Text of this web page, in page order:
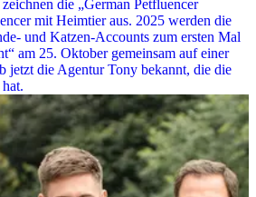
die „German Petfluencer
mit Heimtier aus. 2025 werden die
und Katzen-Accounts zum ersten Mal
am 25. Oktober gemeinsam auf einer
jetzt die Agentur Tony bekannt, die die